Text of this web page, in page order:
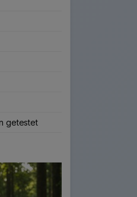
getestet